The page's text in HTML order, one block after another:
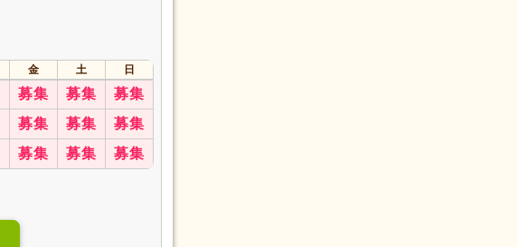
金 土 日
募集 募集 募集
募集 募集 募集
募集 募集 募集